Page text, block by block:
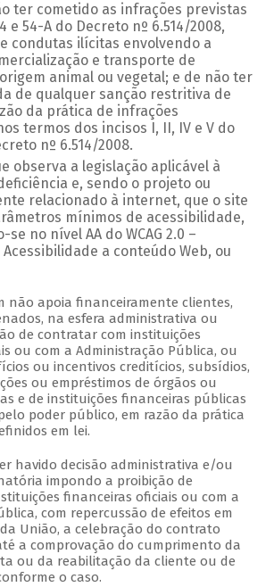
ter cometido as infrações previstas
e 54-A do Decreto nº 6.514/2008,
condutas ilícitas envolvendo a
e transporte de
animal ou vegetal; e de não ter
de qualquer sanção restritiva de
da prática de infrações
termos dos incisos I, II, IV e V do
nº 6.514/2008.
observa a legislação aplicável à
e, sendo o projeto ou
relacionado à internet, que o site
mínimos de acessibilidade,
no nível AA do WCAG 2.0 –
a conteúdo Web, ou
não apoia financeiramente clientes,
na esfera administrativa ou
de contratar com instituições
ou com a Administração Pública, ou
ou incentivos creditícios, subsídios,
ou empréstimos de órgãos ou
e de instituições financeiras públicas
poder público, em razão da prática
em lei.
havido decisão administrativa e/ou
impondo a proibição de
financeiras oficiais ou com a
com repercussão de efeitos em
União, a celebração do contrato
a comprovação do cumprimento da
ou da reabilitação da cliente ou de
o caso.